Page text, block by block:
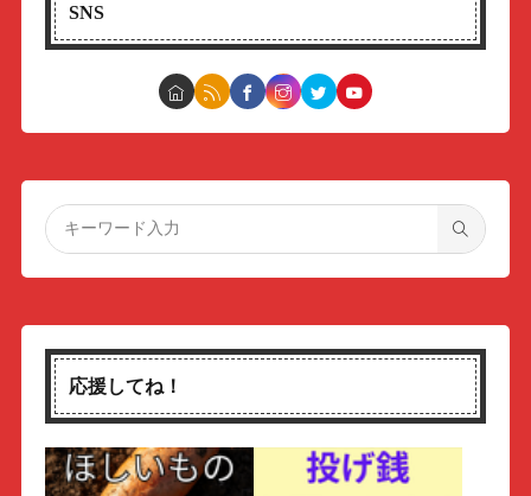
SNS
応援してね！